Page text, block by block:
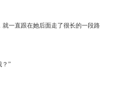
一直跟在她后面走了很长的一段路
？”